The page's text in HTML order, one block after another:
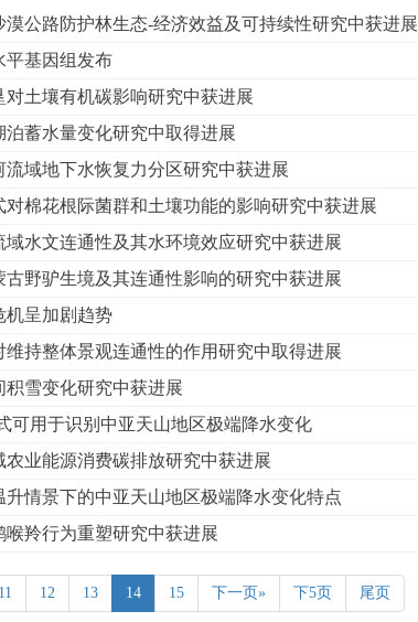
公路防护林生态-经济效益及可持续性研究中获进展
平基因组发布
土壤有机碳影响研究中获进展
蓄水量变化研究中取得进展
域地下水恢复力分区研究中获进展
棉花根际菌群和土壤功能的影响研究中获进展
水文连通性及其水环境效应研究中获进展
野驴生境及其连通性影响的研究中获进展
机呈加剧趋势
持整体景观连通性的作用研究中取得进展
雪变化研究中获进展
可用于识别中亚天山地区极端降水变化
业能源消费碳排放研究中获进展
情景下的中亚天山地区极端降水变化特点
羚行为重塑研究中获进展
11 12 13 14 15 下一页» 下5页 尾页